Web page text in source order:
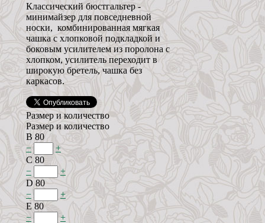
Классический бюстгальтер -
минимайзер для повседневной
носки, комбинированная мягкая
чашка с хлопковой подкладкой и
боковым усилителем из поролона с
хлопком, усилитель переходит в
широкую бретель, чашка без
каркасов.
Размер и количество
Размер и количество
B 80
−
+
C 80
−
+
D 80
−
+
E 80
−
+